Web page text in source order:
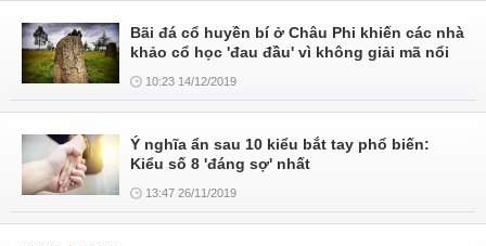
Bãi đá cổ huyền bí ở Châu Phi khiến các nhà
khảo cổ học 'đau đầu' vì không giải mã nổi
10:23 14/12/2019
Ý nghĩa ẩn sau 10 kiểu bắt tay phổ biến:
Kiểu số 8 'đáng sợ' nhất
13:47 26/11/2019